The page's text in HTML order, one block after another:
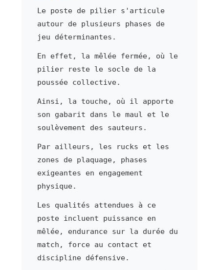
Le poste de pilier s'articule
autour de plusieurs phases de
jeu déterminantes.
En effet, la mêlée fermée, où le
pilier reste le socle de la
poussée collective.
Ainsi, la touche, où il apporte
son gabarit dans le maul et le
soulèvement des sauteurs.
Par ailleurs, les rucks et les
zones de plaquage, phases
exigeantes en engagement
physique.
Les qualités attendues à ce
poste incluent puissance en
mêlée, endurance sur la durée du
match, force au contact et
discipline défensive.